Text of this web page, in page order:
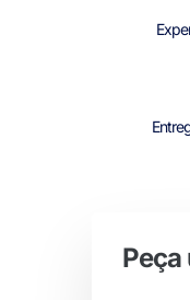
Peça